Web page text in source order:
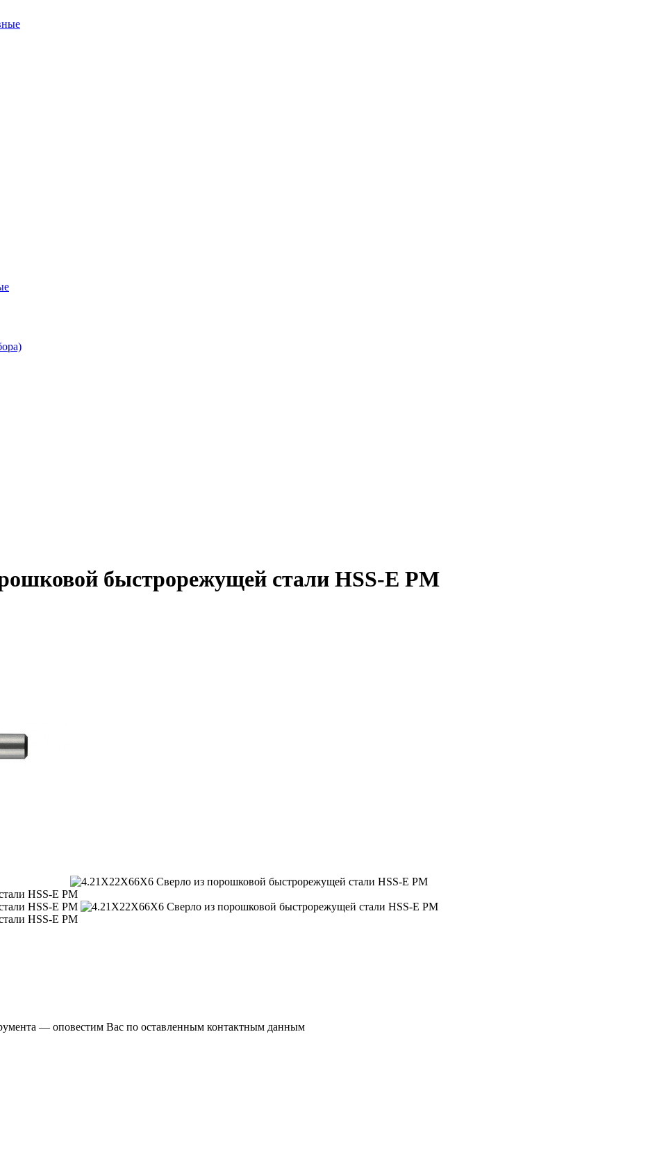
быстрорежущей стали HSS-E PM
— оповестим Вас по оставленным контактным данным